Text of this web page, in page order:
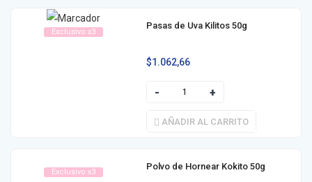
Exclusivo x3
Pasas de Uva Kilitos 50g
$1.062,66
AÑADIR AL CARRITO
Exclusivo x3
Polvo de Hornear Kokito 50g